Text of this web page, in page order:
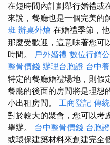
在短時間內計劃舉行婚禮或
來說，餐廳也是一個完美的
班 辦桌外燴 在婚禮季節，
那麼受歡迎，這意味著您可
時間。 戶外婚禮 數位行銷
整骨價錢 辦理台胞證 台中
特定的餐廳婚禮場地，則假
餐廳的後面的房間將是理想
小出租房間。 工商登記 傳
對於較大的聚會，您可以考
舉辦。 台中整骨價錢 台胞證
或環保建築材料來創建完全